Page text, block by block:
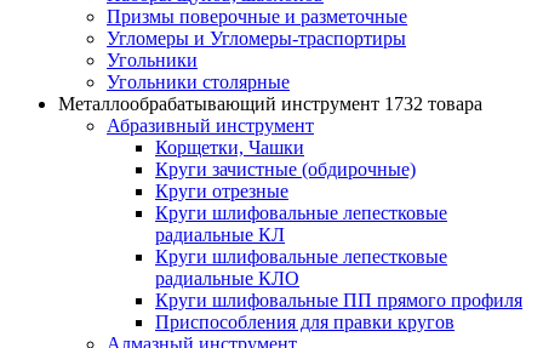
Призмы поверочные и разметочные
Угломеры и Угломеры-траспортиры
Угольники
Угольники столярные
Металлообрабатывающий инструмент 1732 товара
Абразивный инструмент
Корщетки, Чашки
Круги зачистные (обдирочные)
Круги отрезные
Круги шлифовальные лепестковые
радиальные КЛ
Круги шлифовальные лепестковые
радиальные КЛО
Круги шлифовальные ПП прямого профиля
Приспособления для правки кругов
Алмазный инструмент